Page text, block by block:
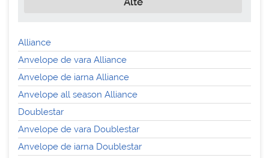
Alliance
Anvelope de vara Alliance
Anvelope de iarna Alliance
Anvelope all season Alliance
Doublestar
Anvelope de vara Doublestar
Anvelope de iarna Doublestar